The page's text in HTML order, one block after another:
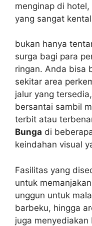
menginap di
yang sangat
bukan hanya
surga bagi para
ringan. Anda bisa
sekitar area
jalur yang
bersantai sambil
terbit atau
Bunga di
keindahan visual
Fasilitas yang
untuk
unggun untuk
barbeku, hingga
juga